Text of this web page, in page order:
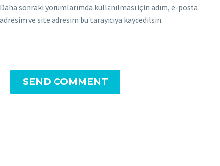
Daha sonraki yorumlarımda kullanılması için adım, e-posta
adresim ve site adresim bu tarayıcıya kaydedilsin.
SEND COMMENT